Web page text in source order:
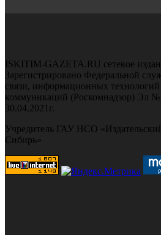
ISKITIM-GAZETA.RU сетевое
Зарегистрировано Федеральной
связи, информационных
коммуникаций (Роскомнадзор) Эл
30.04.2021г.
Учредитель ГАУ НСО
Сибирь»